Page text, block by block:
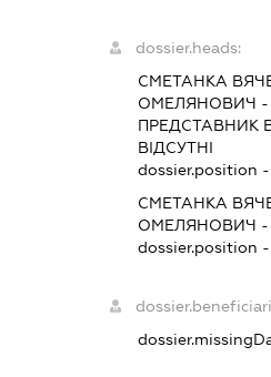
dossier.heads:
СМЕТАНКА
ОМЕЛЯНОВИЧ -
ПРЕДСТАВНИК
ВІДСУТНІ
dossier.position -
СМЕТАНКА
ОМЕЛЯНОВИЧ -
dossier.position -